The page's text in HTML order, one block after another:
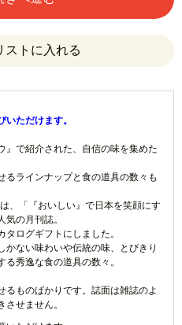
ただけます。
』で紹介された、自信の味を集めた
るラインナップと食の道具の数々も
、「『おいしい』で日本を笑顔にす
の月刊誌。
ログギフトにしました。
かない味わいや伝統の味、とびきり
秀逸な食の道具の数々。
るものばかりです。誌面は雑誌のよ
せません。